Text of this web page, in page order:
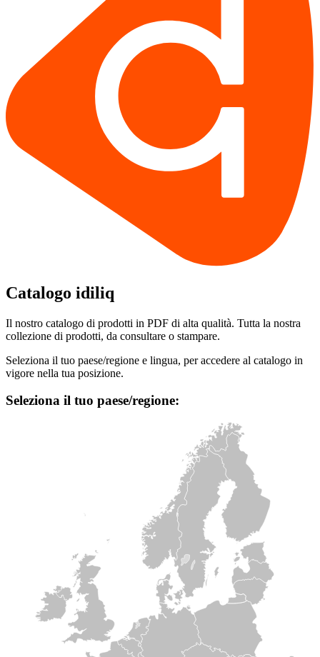
Catalogo idiliq
Il nostro catalogo di prodotti in PDF di alta qualità. Tutta la nostra
collezione di prodotti, da consultare o stampare.
Seleziona il tuo paese/regione e lingua, per accedere al catalogo in
vigore nella tua posizione.
Seleziona il tuo paese/regione: